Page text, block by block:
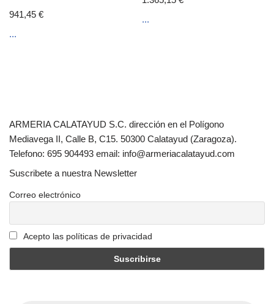
941,45 €
...
...
ARMERIA CALATAYUD S.C. dirección en el Polígono
Mediavega II, Calle B, C15. 50300 Calatayud (Zaragoza).
Telefono: 695 904493 email: info@armeriacalatayud.com
Suscribete a nuestra Newsletter
Correo electrónico
Acepto las políticas de privacidad